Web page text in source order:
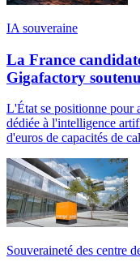
IA souveraine
La France
Gigafactory
L'État se positionne pour
dédiée à l'intelligence
d'euros de capacités de
Souveraineté des centre